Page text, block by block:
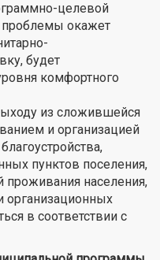
целевой
окажет
будет
комфортного
из сложившейся
и организацией
пунктов поселения,
проживания населения,
организационных
в соответствии с